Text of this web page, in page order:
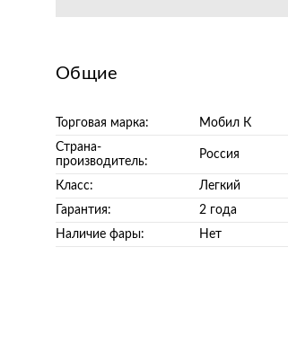
Общие
Торговая марка:
Мобил К
Страна-
производитель:
Россия
Класс:
Легкий
Гарантия:
2 года
Наличие фары:
Нет